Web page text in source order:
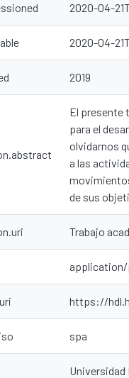
2020-04-
2020-04-
2019
El presente
para el
olvidarnos
a las
de sus
Trabajo
https://
spa
Universidad